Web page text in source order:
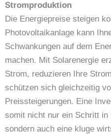
Stromproduktion
Die Energiepreise steigen
Photovoltaikanlage kann
Schwankungen auf dem
machen. Mit Solarenergie
Strom, reduzieren Ihre
schützen sich gleichzeitig
Preissteigerungen. Eine
somit nicht nur ein Schritt
sondern auch eine kluge